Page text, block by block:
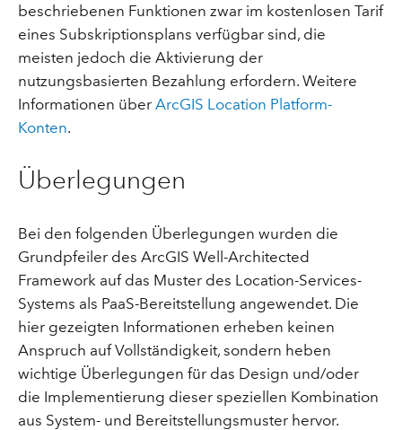
beschriebenen Funktionen zwar im kostenlosen Tarif
eines Subskriptionsplans verfügbar sind, die
meisten jedoch die Aktivierung der
nutzungsbasierten Bezahlung erfordern. Weitere
Informationen über ArcGIS Location Platform-
Konten.
Überlegungen
Bei den folgenden Überlegungen wurden die
Grundpfeiler des ArcGIS Well-Architected
Framework auf das Muster des Location-Services-
Systems als PaaS-Bereitstellung angewendet. Die
hier gezeigten Informationen erheben keinen
Anspruch auf Vollständigkeit, sondern heben
wichtige Überlegungen für das Design und/oder
die Implementierung dieser speziellen Kombination
aus System- und Bereitstellungsmuster hervor.